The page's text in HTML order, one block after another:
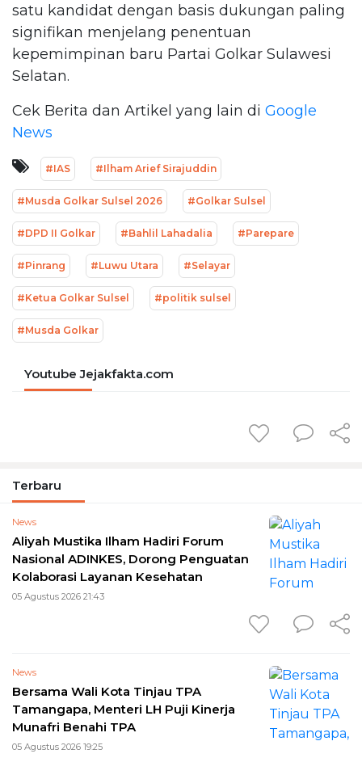
satu kandidat dengan basis dukungan paling
signifikan menjelang penentuan
kepemimpinan baru Partai Golkar Sulawesi
Selatan.
Cek Berita dan Artikel yang lain di Google
News
#IAS #Ilham Arief Sirajuddin
#Musda Golkar Sulsel 2026 #Golkar Sulsel
#DPD II Golkar #Bahlil Lahadalia #Parepare
#Pinrang #Luwu Utara #Selayar
#Ketua Golkar Sulsel #politik sulsel
#Musda Golkar
Youtube Jejakfakta.com
Terbaru
News
Aliyah Mustika Ilham Hadiri Forum
Nasional ADINKES, Dorong Penguatan
Kolaborasi Layanan Kesehatan
05 Agustus 2026 21:43
News
Bersama Wali Kota Tinjau TPA
Tamangapa, Menteri LH Puji Kinerja
Munafri Benahi TPA
05 Agustus 2026 19:25